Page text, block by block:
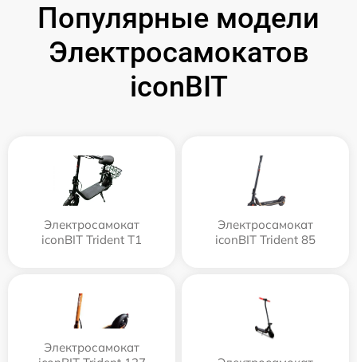
Популярные модели
Электросамокатов
iconBIT
Электросамокат
iconBIT Trident T1
Электросамокат
iconBIT Trident 85
Электросамокат